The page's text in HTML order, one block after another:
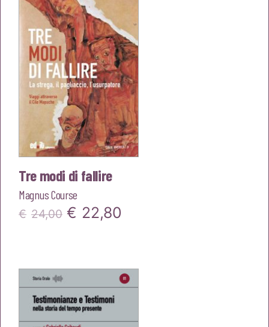
€22,00.
Tre modi di fallire
Magnus Course
€ 24,00 Il
€24,00.
€ 22,80
è: